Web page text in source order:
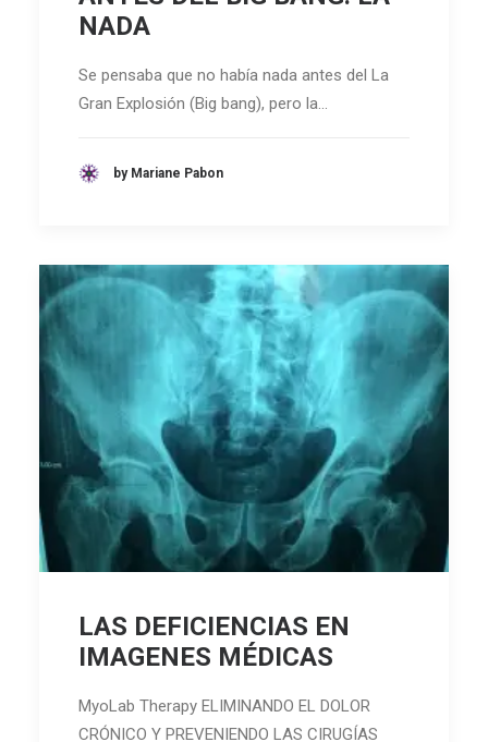
NADA
Se pensaba que no había nada antes del La
Gran Explosión (Big bang), pero la…
by Mariane Pabon
LAS DEFICIENCIAS EN
IMAGENES MÉDICAS
MyoLab Therapy ELIMINANDO EL DOLOR
CRÓNICO Y PREVENIENDO LAS CIRUGÍAS